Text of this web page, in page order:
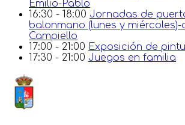
Emilio-Pablo
16:30 - 18:00 Jornadas de
balonmano (lunes y
Campiello
17:00 - 21:00 Exposición de
17:30 - 21:00 Juegos en familia